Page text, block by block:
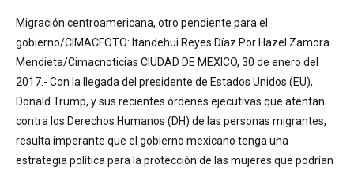
Migración centroamericana, otro pendiente para el
gobierno/CIMACFOTO: Itandehui Reyes Díaz Por Hazel Zamora
Mendieta/Cimacnoticias CIUDAD DE MEXICO, 30 de enero del
2017.- Con la llegada del presidente de Estados Unidos (EU),
Donald Trump, y sus recientes órdenes ejecutivas que atentan
contra los Derechos Humanos (DH) de las personas migrantes,
resulta imperante que el gobierno mexicano tenga una
estrategia política para la protección de las mujeres que podrían